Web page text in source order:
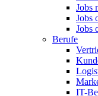
Jobs
Jobs
Jobs
Berufe
IT-